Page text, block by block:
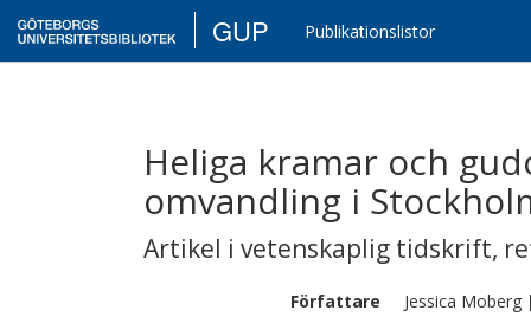
GUP Publikationslistor
Heliga kramar och
omvandling i
Artikel i vetenskaplig tidskrift,
Författare Jessica Moberg